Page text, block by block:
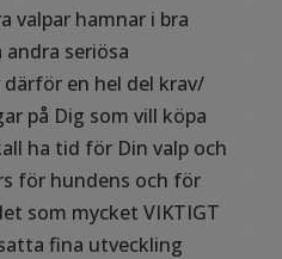
valpar hamnar i bra
seriösa
en hel del krav/
på Dig som vill köpa
ha tid för Din valp och
för hundens och för
som mycket VIKTIGT
fina utveckling